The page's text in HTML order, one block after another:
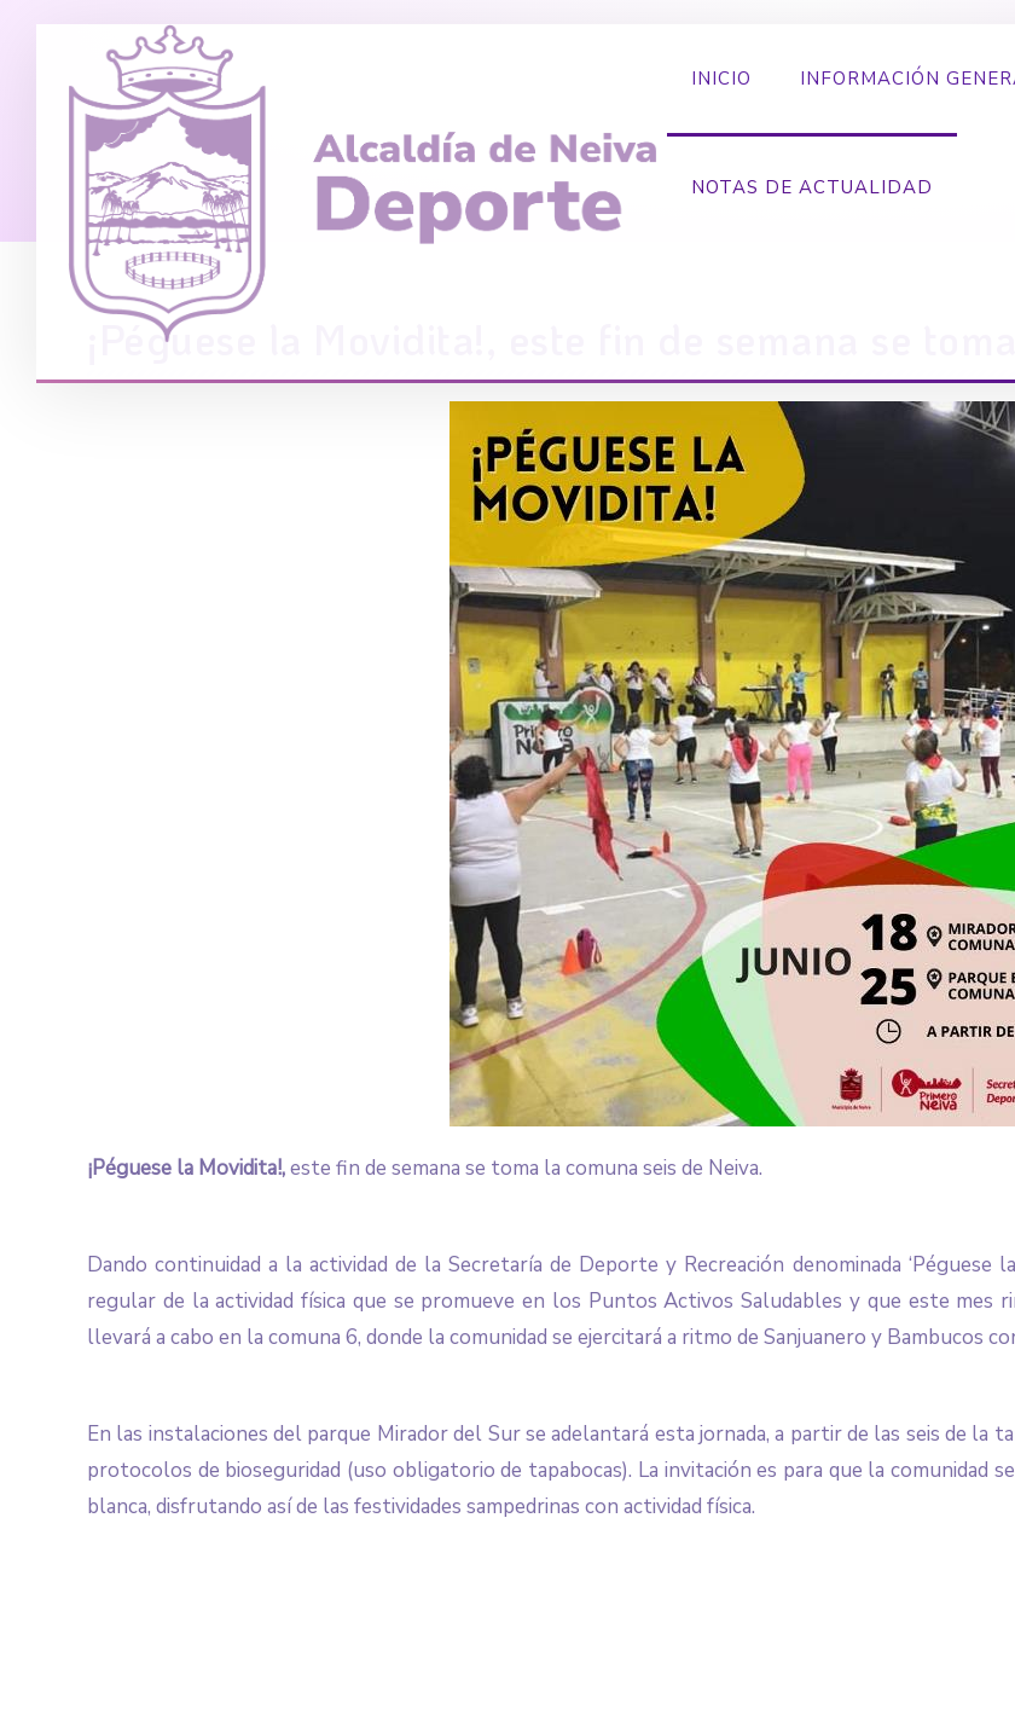
INICIO INFORMACIÓN
NOTAS DE ACTUALIDAD
¡Péguese la Movidita!, este fin de semana se
¡Péguese la Movidita!,este fin de semana se toma la comuna seis de Neiva.
Dando continuidad a la actividad de la Secretaría de Deporte y Recreación denominada
regular de la actividad física que se promueve en los Puntos Activos Saludables y que este mes
llevará a cabo en la comuna 6, donde la comunidad se ejercitará a ritmo de Sanjuanero y Bambucos
En las instalaciones del parque Mirador del Sur se adelantará esta jornada, a partir de las seis de
protocolos de bioseguridad (uso obligatorio de tapabocas). La invitación es para que la comunidad
blanca, disfrutando así de las festividades sampedrinas con actividad física.